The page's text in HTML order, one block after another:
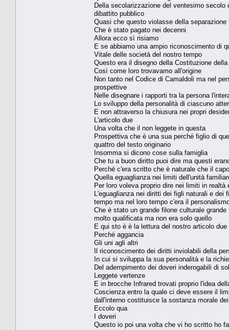
Della secolarizzazione del ventesimo
dibattito pubblico
Quasi che questo violasse della
Che è stato pagato nei decenni
Allora ecco sì risiamo
E se abbiamo una ampio riconoscimento di
Vitale delle società del nostro tempo
Questo era il disegno della Costituzione
Così come loro trovavamo all'origine
Non tanto nel Codice di Camaldoli ma nel
prospettive
Nelle disegnare i rapporti tra la persona
Lo sviluppo della personalità di ciascuno
E non attraverso la chiusura nei propri
L'articolo due
Una volta che il non leggete in questa
Prospettiva che è una sua perché figlio di
quattro del testo originario
Insomma si dicono cose sulla famiglia
Che tu a buon diritto puoi dire ma questi
Perché c'era scritto che è naturale che il
Quella eguaglianza nei limiti dell'unità
Per loro voleva proprio dire nei limiti in
L'eguaglianza nei diritti dei figli naturali e dei
tempo ma nel loro tempo c'era il
Che è stato un grande filone culturale
molto qualificata ma non era solo quello
E qui sto è è la lettura del nostro articolo due
Perché aggancia
Gli uni agli altri
Il riconoscimento dei diritti inviolabili della
In cui si sviluppa la sua personalità e la
Del adempimento dei doveri inderogabili di
Leggete vertenze
E in brocche Infrared trovati proprio l'idea
Coscienza entro la quale ci deve essere il
dall'interno costituisce la sostanza morale
Eccolo qua
I doveri
Questo io poi una volta che vi ho scritto ho